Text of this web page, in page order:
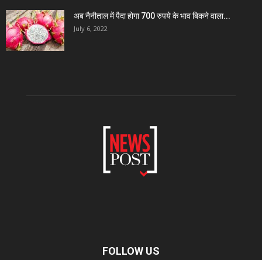
अब नैनीताल में पैदा होगा 700 रुपये के भाव बिकने वाला...
July 6, 2022
FOLLOW US